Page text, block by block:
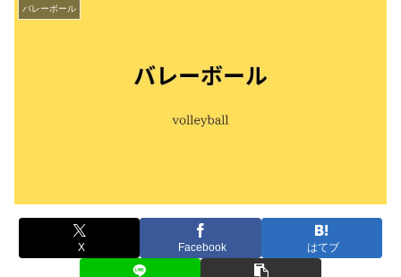
バレーボール
X Facebook はてブ